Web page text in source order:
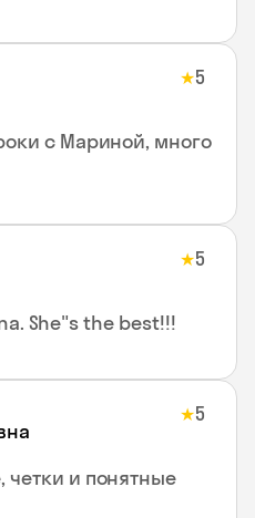
★5
с Мариной, много
★5
She"s the best!!!
★5
и понятные